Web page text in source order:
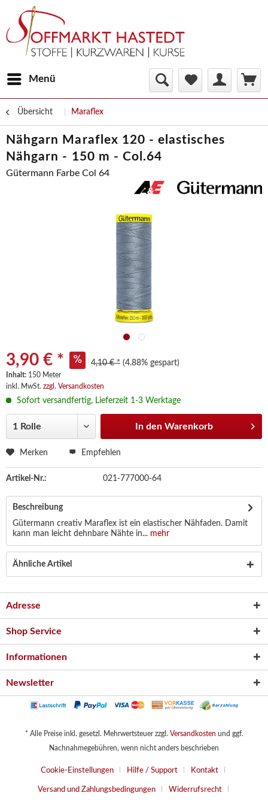
Menü
Übersicht Maraflex
Nähgarn Maraflex 120 - elastisches
Nähgarn - 150 m - Col.64
Gütermann Farbe Col 64
3,90 € * 4,10 € * (4.88% gespart)
Inhalt: 150 Meter
inkl. MwSt. zzgl. Versandkosten
Sofort versandfertig, Lieferzeit 1-3 Werktage
In den Warenkorb
Merken Empfehlen
Artikel-Nr.: 021-777000-64
Beschreibung
Gütermann creativ Maraflex ist ein elastischer Nähfaden. Damit
kann man leicht dehnbare Nähte in... mehr
Ähnliche Artikel
Adresse
Shop Service
Informationen
Newsletter
* Alle Preise inkl. gesetzl. Mehrwertsteuer zzgl. Versandkosten und ggf.
Nachnahmegebühren, wenn nicht anders beschrieben
Cookie-Einstellungen Hilfe / Support Kontakt
Versand und Zahlungsbedingungen Widerrufsrecht